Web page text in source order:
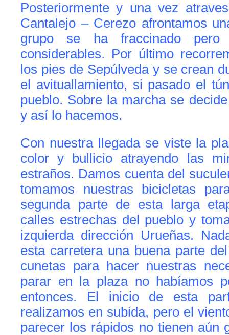
Posteriormente y una vez
Cantalejo – Cerezo afrontamos
grupo se ha fraccinado
considerables. Por último
los pies de Sepúlveda y se crean
el avituallamiento, si pasado el
pueblo. Sobre la marcha se
y así lo hacemos.
Con nuestra llegada se viste la
color y bullicio atrayendo las
estraños. Damos cuenta del
tomamos nuestras bicicletas
segunda parte de esta larga
calles estrechas del pueblo y
izquierda dirección Urueñas.
esta carretera una buena parte
cunetas para hacer nuestras
parar en la plaza no habíamos
entonces. El inicio de esta
realizamos en subida, pero el
parecer los rápidos no tienen aún